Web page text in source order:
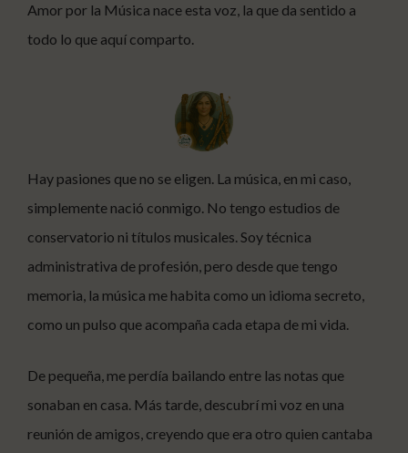
Amor por la Música nace esta voz, la que da sentido a
todo lo que aquí comparto.
Hay pasiones que no se eligen. La música, en mi caso,
simplemente nació conmigo. No tengo estudios de
conservatorio ni títulos musicales. Soy técnica
administrativa de profesión, pero desde que tengo
memoria, la música me habita como un idioma secreto,
como un pulso que acompaña cada etapa de mi vida.
De pequeña, me perdía bailando entre las notas que
sonaban en casa. Más tarde, descubrí mi voz en una
reunión de amigos, creyendo que era otro quien cantaba